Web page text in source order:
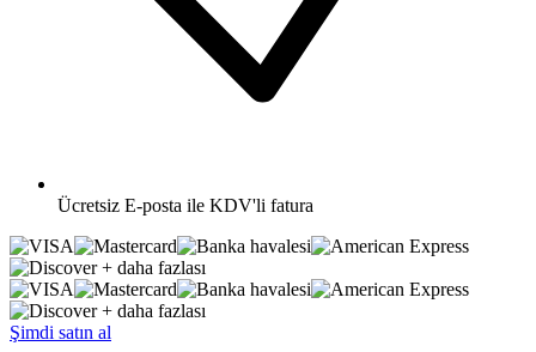
Ücretsiz E-posta ile KDV'li fatura
+ daha fazlası
+ daha fazlası
Şimdi satın al